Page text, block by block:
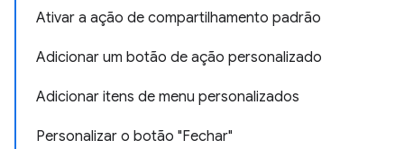
Ativar a ação de compartilhamento padrão
Adicionar um botão de ação personalizado
Adicionar itens de menu personalizados
Personalizar o botão "Fechar"